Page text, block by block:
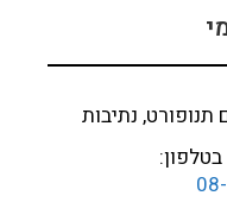
נתיבות